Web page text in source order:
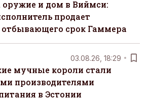
оружие и дом в Виймси:
продает
срок Гаммера
03.08.26, 18:29
мучные короли стали
производителями
в Эстонии